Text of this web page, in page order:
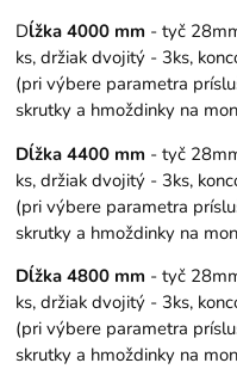
Dĺžka 4000 mm - tyč
ks, držiak dvojitý - 3ks,
(pri výbere parametra
skrutky a hmoždinky na
Dĺžka 4400 mm - tyč
ks, držiak dvojitý - 3ks,
(pri výbere parametra
skrutky a hmoždinky na
Dĺžka 4800 mm - tyč
ks, držiak dvojitý - 3ks,
(pri výbere parametra
skrutky a hmoždinky na